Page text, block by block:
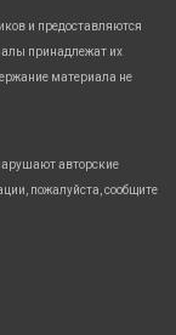
и предоставляются
принадлежат их
материала не
авторские
пожалуйста, сообщите